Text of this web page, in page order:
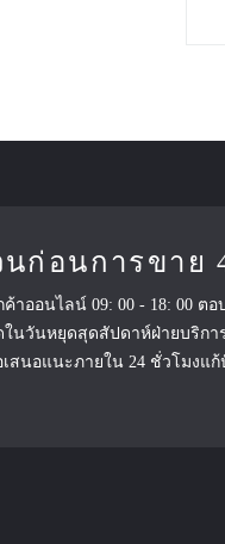
ก่อนการขาย
าออนไลน์ 09: 00 - 18: 00 ต
ในวันหยุดสุดสัปดาห์ฝ่ายบริก
สนอแนะภายใน 24 ชั่วโมงแ